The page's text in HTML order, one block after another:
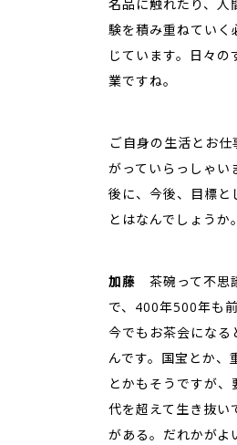
名品に触れたり、人
験を積み重ねていく
じています。日々の
業ですね。
――ご自身の生活とお
がっていらっしゃい
後に、今後、目標と
とはなんでしょうか。
加藤 茶碗って不思
で、400年500年も
今でもお茶会になる
んです。国宝とか、
とかもそうですが、
代を超えて生き抜い
がある。だれかがよ